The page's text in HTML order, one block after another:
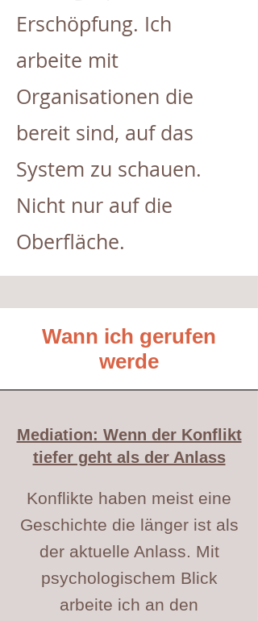
Erschöpfung. Ich
arbeite mit
Organisationen die
bereit sind, auf das
System zu schauen.
Nicht nur auf die
Oberfläche.
Wann ich gerufen
werde
​Mediation: Wenn der Konflikt
tiefer geht als der Anlass
Konflikte haben meist eine
Geschichte die länger ist als
der aktuelle Anlass. Mit
psychologischem Blick
arbeite ich an den